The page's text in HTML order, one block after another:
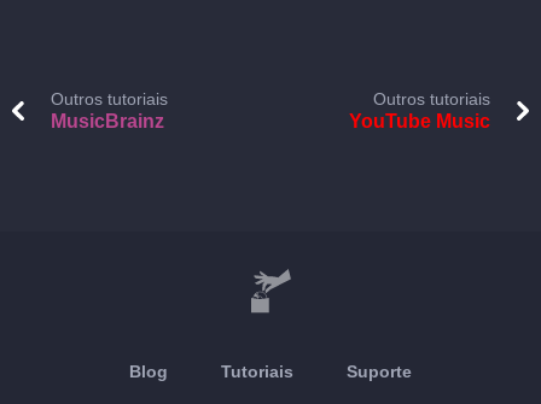
Outros tutoriais
MusicBrainz
Outros tutoriais
YouTube Music
Blog Tutoriais Suporte